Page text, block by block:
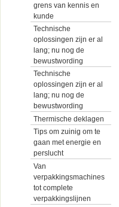
grens van kennis en
kunde
Technische
oplossingen zijn er al
lang; nu nog de
bewustwording
Technische
oplossingen zijn er al
lang; nu nog de
bewustwording
Thermische deklagen
Tips om zuinig om te
gaan met energie en
perslucht
Van
verpakkingsmachines
tot complete
verpakkingslijnen